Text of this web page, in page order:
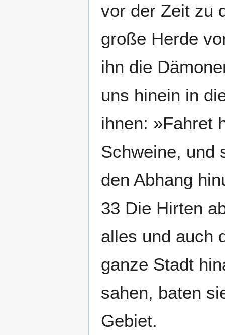
vor der Zeit zu
große Herde
ihn die
uns hinein in
ihnen: »Fahret
Schweine, und
den Abhang
33 Die Hirten
alles und auch
ganze Stadt
sahen, baten
Gebiet.